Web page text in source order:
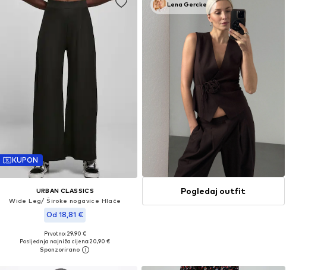
KUPON
URBAN CLASSICS
Wide Leg/ Široke nogavice Hlače
Od 18,81 €
Dostupno u više veličina
Dodaj u košaricu
Prvotno: 29,90 €
Posljednja najniža cijena:20,90 €
Lena Gercke
Pogledaj outfit